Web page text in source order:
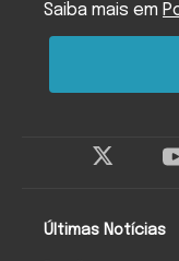
Últimas Notícias
Saiba mais em